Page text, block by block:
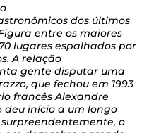
dos últimos
entre os maiores
lugares espalhados por
A relação
gente disputar uma
que fechou em 1993
francês Alexandre
deu início a um longo
o